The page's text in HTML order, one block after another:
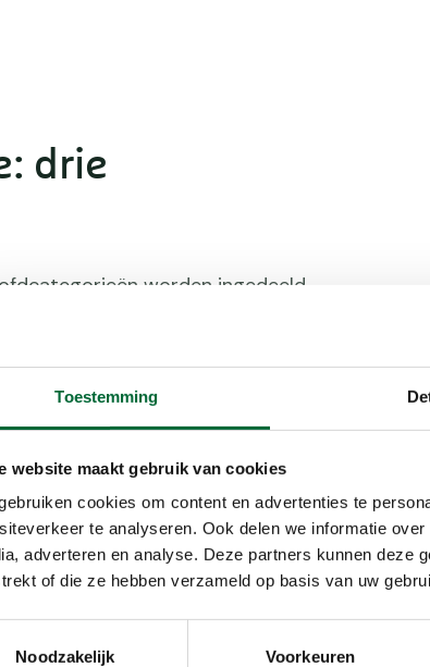
Toestemming
website maakt gebruik van cookies
cookies om content en advertenties te
te analyseren. Ook delen we informatie
adverteren en analyse. Deze partners kunnen deze
of die ze hebben verzameld op basis van uw
Noodzakelijk
Voorkeuren
drie
worden ingedeeld,
aard van de pijn. Hieronder
onevenwicht is tussen de druk
wandelen en hun vermogen
zoals langdurige activiteit,
of een natuurlijke gevoeligheid